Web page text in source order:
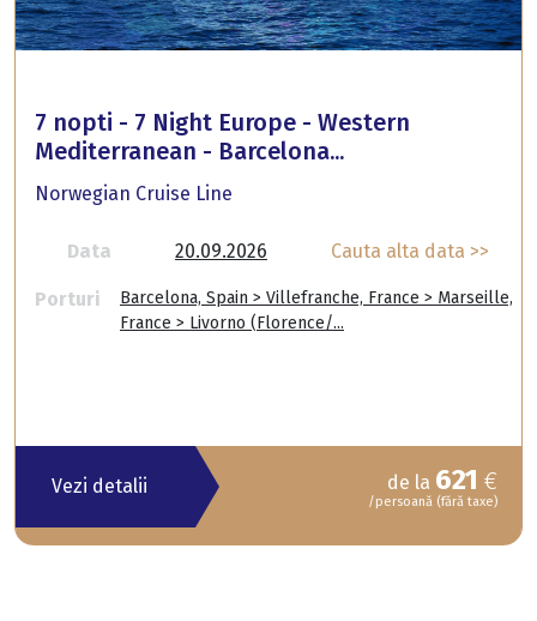
7 nopti - 7 Night Europe - Western
Mediterranean - Barcelona...
Norwegian Cruise Line
Data 20.09.2026 Cauta alta data >>
Porturi
Barcelona, Spain > Villefranche, France > Marseille,
France > Livorno (Florence/...
Vezi detalii de la 621 €
/persoană (fără taxe)